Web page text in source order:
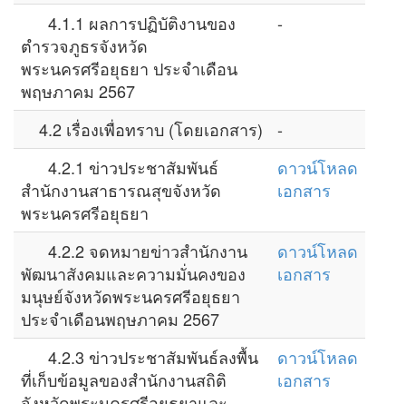
4.1.1 ผลการปฏิบัติงานของ
ตำรวจภูธรจังหวัด
พระนครศรีอยุธยา ประจำเดือน
พฤษภาคม 2567
-
4.2 เรื่องเพื่อทราบ (โดยเอกสาร)
-
4.2.1 ข่าวประชาสัมพันธ์
สำนักงานสาธารณสุขจังหวัด
พระนครศรีอยุธยา
ดาวน์โหลด
เอกสาร
4.2.2 จดหมายข่าวสำนักงาน
พัฒนาสังคมและความมั่นคงของ
มนุษย์จังหวัดพระนครศรีอยุธยา
ประจำเดือนพฤษภาคม 2567
ดาวน์โหลด
เอกสาร
4.2.3 ข่าวประชาสัมพันธ์ลงพื้น
ที่เก็บข้อมูลของสำนักงานสถิติ
ดาวน์โหลด
เอกสาร